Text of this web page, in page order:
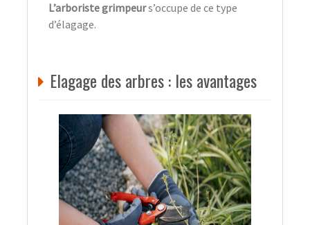
L’arboriste grimpeurs’occupe de ce type
d’élagage.
Elagage des arbres : les avantages